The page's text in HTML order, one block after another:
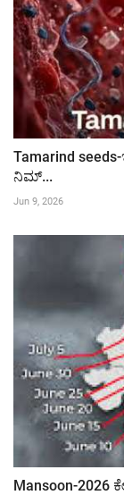
Tamarind
ನಿಮ್...
Jun 9, 2026
Mansoon-2026